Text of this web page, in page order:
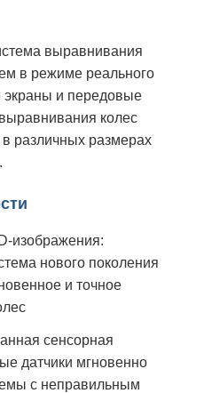
выравнивания
в режиме реального
и передовые
колес
в различных размерах
изображения:
нового поколения
и точное
сенсорная
датчики мгновенно
с неправильным